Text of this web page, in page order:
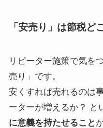
「安売り」は節税ど
リピーター施策で気を
売り」です。
安くすれば売れるのは
ーターが増えるか？ と
に意義を持たせること